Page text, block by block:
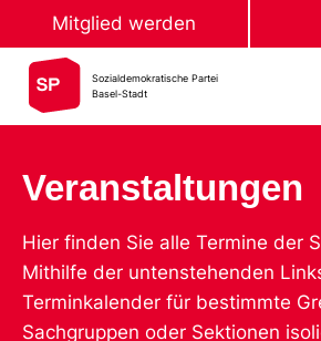
Mitglied werden
Sozialdemokratische Partei
Basel-Stadt
Veranstaltungen
Hier finden Sie alle Termine der
Mithilfe der untenstehenden
Terminkalender für bestimmte
Sachgruppen oder Sektionen